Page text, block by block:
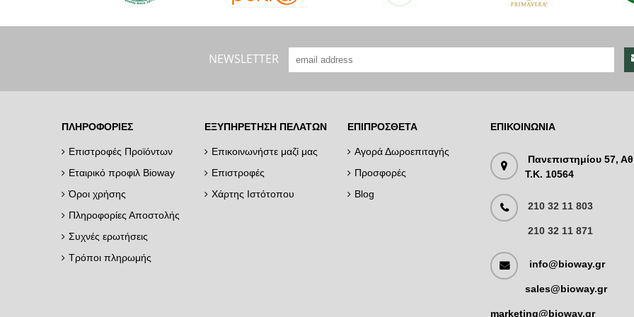
NEWSLETTER
ΠΛΗΡΟΦΟΡΊΕΣ
Επιστροφές Προϊόντων
Εταιρικό προφιλ Bioway
Όροι χρήσης
Πληροφορίες Αποστολής
Συχνές ερωτήσεις
Τρόποι πληρωμής
ΕΞΥΠΗΡΈΤΗΣΗ ΠΕΛΑΤΏΝ
Επικοινωνήστε μαζί μας
Επιστροφές
Χάρτης Ιστότοπου
ΕΠΙΠΡΌΣΘΕΤΑ
Αγορά Δωροεπιταγής
Προσφορές
Blog
ΕΠΙΚΟΙΝΩΝΊΑ
Πανεπιστημίου 57,
T.K. 10564
210 32 11 803
210 32 11 871
info@bioway.gr
sales@bioway.gr
marketing@bioway.gr